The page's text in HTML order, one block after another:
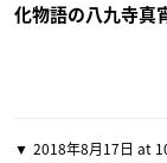
化物語の八九寺真
2018年8月17日 at